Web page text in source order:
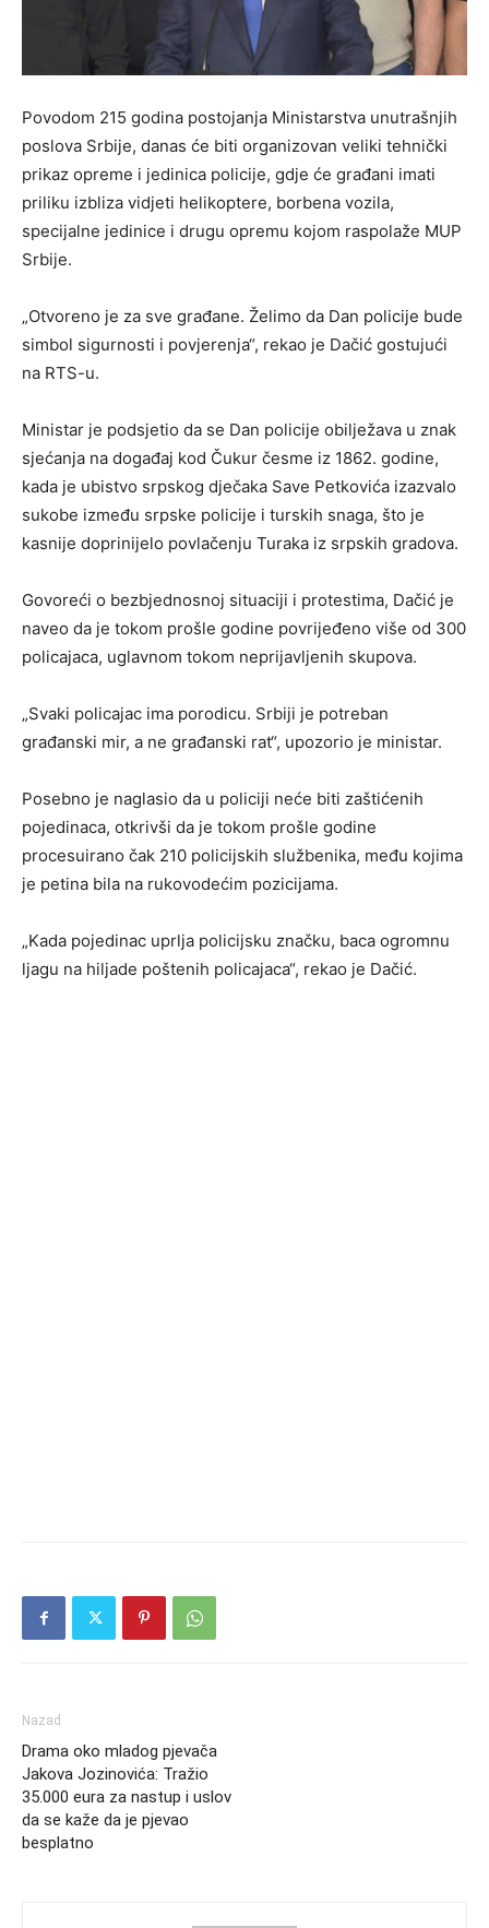
Povodom 215 godina postojanja Ministarstva unutrašnjih
poslova Srbije, danas će biti organizovan veliki tehnički
prikaz opreme i jedinica policije, gdje će građani imati
priliku izbliza vidjeti helikoptere, borbena vozila,
specijalne jedinice i drugu opremu kojom raspolaže MUP
Srbije.
„Otvoreno je za sve građane. Želimo da Dan policije bude
simbol sigurnosti i povjerenja“, rekao je Dačić gostujući
na RTS-u.
Ministar je podsjetio da se Dan policije obilježava u znak
sjećanja na događaj kod Čukur česme iz 1862. godine,
kada je ubistvo srpskog dječaka Save Petkovića izazvalo
sukobe između srpske policije i turskih snaga, što je
kasnije doprinijelo povlačenju Turaka iz srpskih gradova.
Govoreći o bezbjednosnoj situaciji i protestima, Dačić je
naveo da je tokom prošle godine povrijeđeno više od 300
policajaca, uglavnom tokom neprijavljenih skupova.
„Svaki policajac ima porodicu. Srbiji je potreban
građanski mir, a ne građanski rat“, upozorio je ministar.
Posebno je naglasio da u policiji neće biti zaštićenih
pojedinaca, otkrivši da je tokom prošle godine
procesuirano čak 210 policijskih službenika, među kojima
je petina bila na rukovodećim pozicijama.
„Kada pojedinac uprlja policijsku značku, baca ogromnu
ljagu na hiljade poštenih policajaca“, rekao je Dačić.
Nazad
Drama oko mladog pjevača
Jakova Jozinovića: Tražio
35.000 eura za nastup i uslov
da se kaže da je pjevao
besplatno